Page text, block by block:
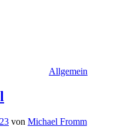
Allgemein
von Michael Fromm